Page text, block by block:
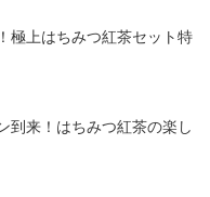
極上はちみつ紅茶セット特
到来！はちみつ紅茶の楽し